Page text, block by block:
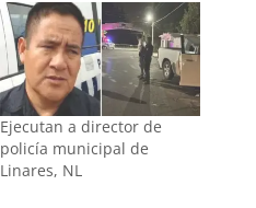
Ejecutan a director de
policía municipal de
Linares, NL